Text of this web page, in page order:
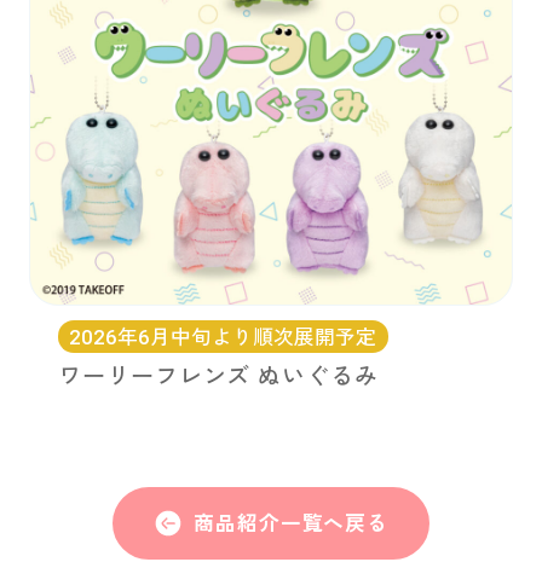
2026年6月中旬より順次展開予定
ワーリーフレンズ ぬいぐるみ
商品紹介一覧へ戻る